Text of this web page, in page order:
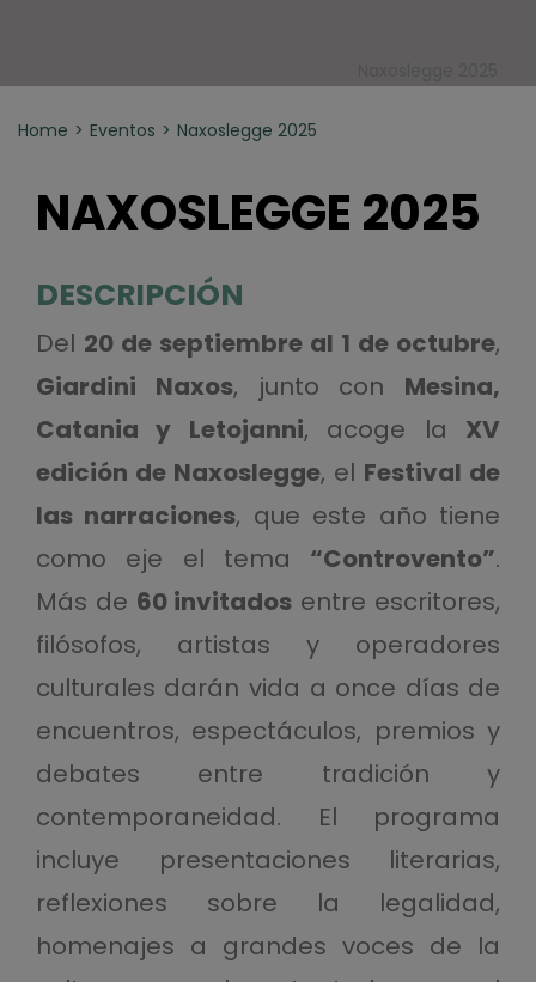
Home Eventos Naxoslegge 2025
NAXOSLEGGE 2025
DESCRIPCIÓN
Del 20 de septiembre al 1 de octubre,
Giardini Naxos, junto con Mesina,
Catania y Letojanni, acoge la XV
edición de Naxoslegge, el Festival de
las narraciones, que este año tiene
como eje el tema “Controvento”.
Más de 60 invitados entre escritores,
filósofos, artistas y operadores
culturales darán vida a once días de
encuentros, espectáculos, premios y
debates entre tradición y
contemporaneidad. El programa
incluye presentaciones literarias,
reflexiones sobre la legalidad,
homenajes a grandes voces de la